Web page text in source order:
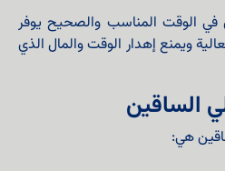
الوقت المناسب والصحيح يوفر
ويمنع إهدار الوقت والمال الذي
الساقين
هي: